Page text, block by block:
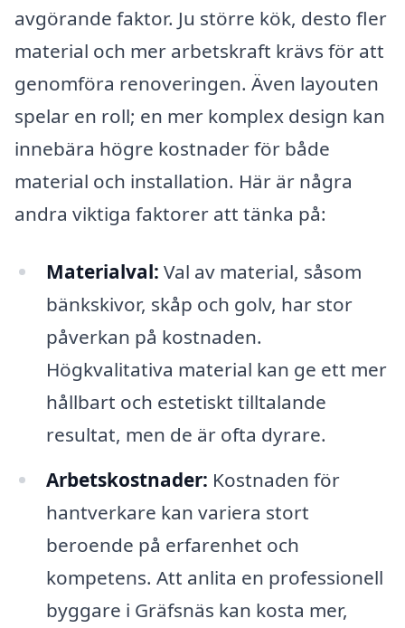
avgörande faktor. Ju större kök, desto fler
material och mer arbetskraft krävs för att
genomföra renoveringen. Även layouten
spelar en roll; en mer komplex design kan
innebära högre kostnader för både
material och installation. Här är några
andra viktiga faktorer att tänka på:
Materialval: Val av material, såsom
bänkskivor, skåp och golv, har stor
påverkan på kostnaden.
Högkvalitativa material kan ge ett mer
hållbart och estetiskt tilltalande
resultat, men de är ofta dyrare.
Arbetskostnader: Kostnaden för
hantverkare kan variera stort
beroende på erfarenhet och
kompetens. Att anlita en professionell
byggare i Gräfsnäs kan kosta mer,